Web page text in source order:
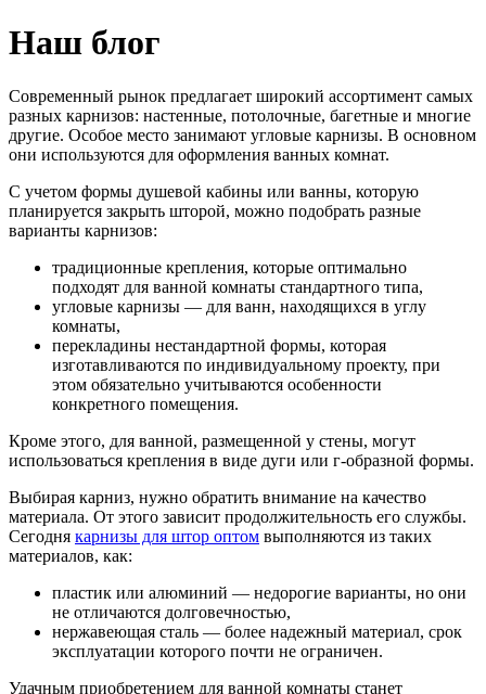
Наш блог
Современный рынок предлагает широкий ассортимент самых
разных карнизов: настенные, потолочные, багетные и многие
другие. Особое место занимают угловые карнизы. В основном
они используются для оформления ванных комнат.
С учетом формы душевой кабины или ванны, которую
планируется закрыть шторой, можно подобрать разные
варианты карнизов:
традиционные крепления, которые оптимально
подходят для ванной комнаты стандартного типа,
угловые карнизы — для ванн, находящихся в углу
комнаты,
перекладины нестандартной формы, которая
изготавливаются по индивидуальному проекту, при
этом обязательно учитываются особенности
конкретного помещения.
Кроме этого, для ванной, размещенной у стены, могут
использоваться крепления в виде дуги или г-образной формы.
Выбирая карниз, нужно обратить внимание на качество
материала. От этого зависит продолжительность его службы.
Сегодня карнизы для штор оптом выполняются из таких
материалов, как:
пластик или алюминий — недорогие варианты, но они
не отличаются долговечностью,
нержавеющая сталь — более надежный материал, срок
эксплуатации которого почти не ограничен.
Удачным приобретением для ванной комнаты станет